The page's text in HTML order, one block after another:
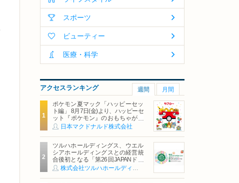
スポーツ
ビューティー
医療・科学
アクセスランキング 週間 月間
ポケモン夏マック「ハッピーセッ
ト編」 8月7日(金)より、ハッピーセ
ット『ポケモン』のおもちゃが期
間限定登場
日本マクドナルド株式会社
ツルハホールディングス、ウエル
シアホールディングスとの経営統
合後初となる「第26回JAPANドラ
ッグストアショー」に出展
株式会社ツルハホールディングス